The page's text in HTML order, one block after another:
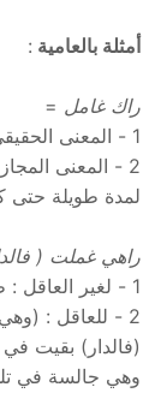
أمثلة بالعامية :
راك غامل =
1 - المعنى الحقيقي : تنبعث منك رائحة كريهة بسبب تخزينك لمدة طويلة
2 - المعنى
لمدة طويلة حتى
راهي غملت (
1 - لغير العاقل : ظهرت رائحة كريهة منها
2 - للعاقل :
(فالدار) بقيت
وهي جالسة في